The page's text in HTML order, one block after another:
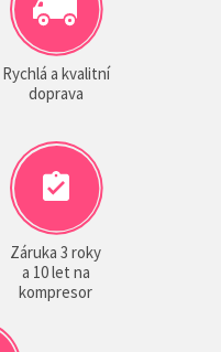
Rychlá a kvalitní
doprava
Záruka 3 roky
a 10 let na
kompresor